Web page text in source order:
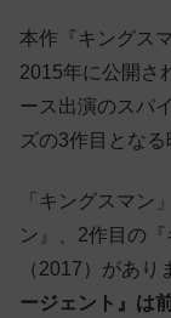
本作『キングス
2015年に公開さ
ース出演のスパ
ズの3作目となる
「キングスマン
ン』、2作目の『
（2017）があり
ージェント』は